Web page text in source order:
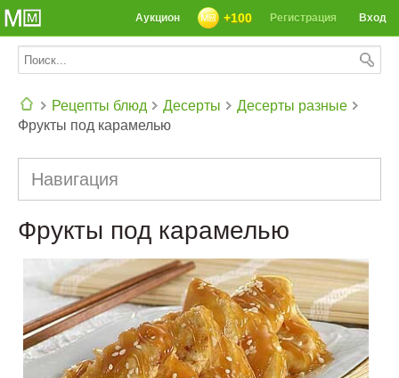
Вход
Регистрация
+100
Аукцион
Рецепты блюд Десерты
Десерты разные
Фрукты под карамелью
Навигация
Фрукты под карамелью